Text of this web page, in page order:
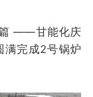
篇 ——甘能化庆
满完成2号锅炉